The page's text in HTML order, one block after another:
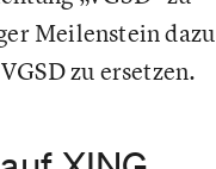
Meilenstein dazu
zu ersetzen.